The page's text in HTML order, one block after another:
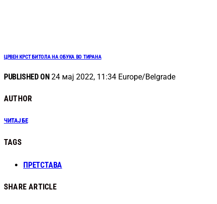
ЦРВЕН КРСТ БИТОЛА НА ОБУКА ВО ТИРАНА
PUBLISHED ON 24 мај 2022, 11:34 Europe/Belgrade
AUTHOR
ЧИТАЈ БЕ
TAGS
ПРЕТСТАВА
SHARE ARTICLE